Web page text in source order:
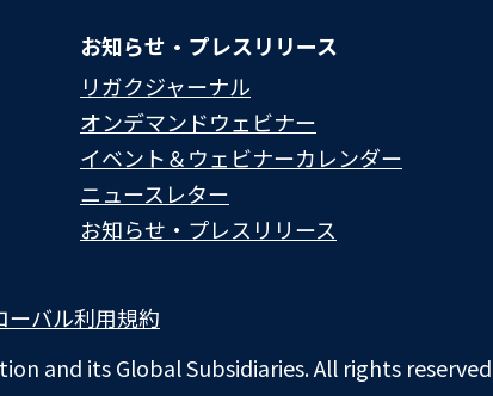
お知らせ・プレスリリース
リガクジャーナル
オンデマンドウェビナー
イベント＆ウェビナーカレンダー
ニュースレター
お知らせ・プレスリリース
and its Global Subsidiaries. All rights
ーバル利用規約